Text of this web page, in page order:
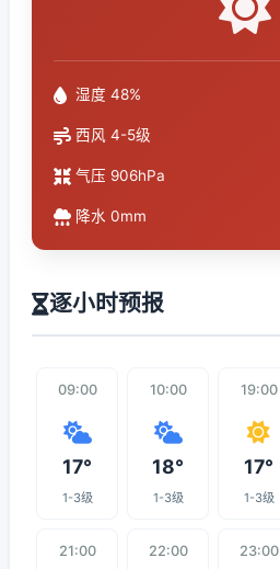
湿度 48%
西风 4-5级
气压 906hPa
降水 0mm
逐小时预报
09:00
17°
1-3级
10:00
18°
1-3级
19:00
17°
1-3级
21:00 22:00 23:00